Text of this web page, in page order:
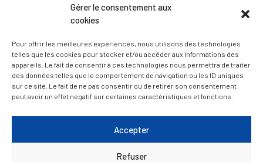
Gérer le consentement aux
cookies
Pour offrir les meilleures expériences, nous utilisons des technologies
telles que les cookies pour stocker et/ou accéder aux informations des
appareils. Le fait de consentir à ces technologies nous permettra de traiter
des données telles que le comportement de navigation ou les ID uniques
sur ce site. Le fait de ne pas consentir ou de retirer son consentement
peut avoir un effet négatif sur certaines caractéristiques et fonctions.
Accepter
Refuser
— Découvrir et visiter